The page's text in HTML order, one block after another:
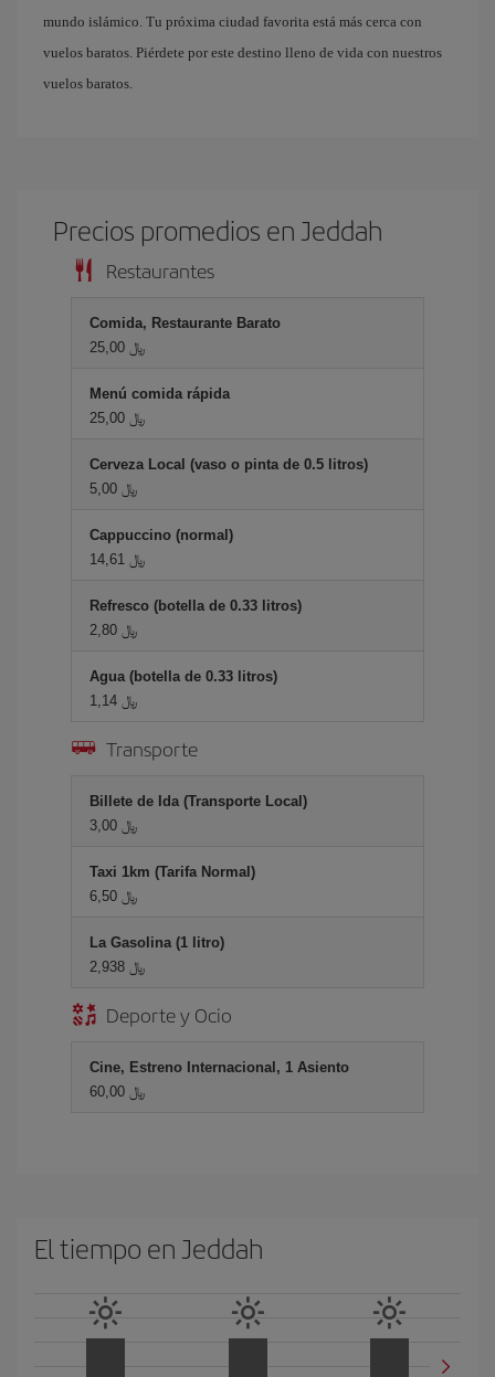
mundo islámico. Tu próxima ciudad favorita está más cerca con
vuelos baratos. Piérdete por este destino lleno de vida con nuestros
vuelos baratos.
Precios promedios en Jeddah
Restaurantes
Comida, Restaurante Barato
25,00 ﷼
Menú comida rápida
25,00 ﷼
Cerveza Local (vaso o pinta de 0.5 litros)
5,00 ﷼
Cappuccino (normal)
14,61 ﷼
Refresco (botella de 0.33 litros)
2,80 ﷼
Agua (botella de 0.33 litros)
1,14 ﷼
Transporte
Billete de Ida (Transporte Local)
3,00 ﷼
Taxi 1km (Tarifa Normal)
6,50 ﷼
La Gasolina (1 litro)
2,938 ﷼
Deporte y Ocio
Cine, Estreno Internacional, 1 Asiento
60,00 ﷼
El tiempo en Jeddah